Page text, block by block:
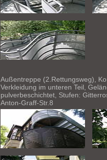
Außentreppe (2.Rettungsweg),
Verkleidung im unteren Teil,
pulverbeschichtet, Stufen:
Anton-Graff-Str.8